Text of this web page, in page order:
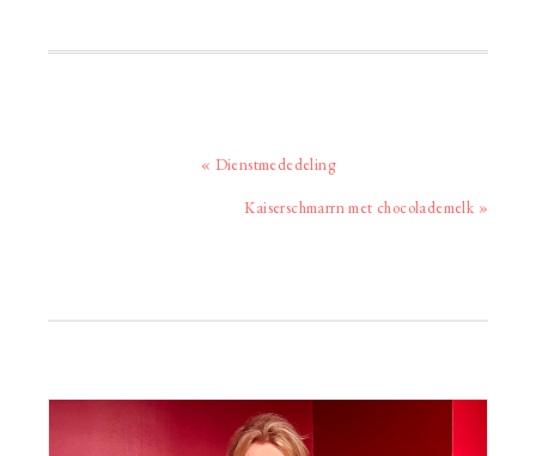
Vorig
« Dienstmededeling
Volgend
Kaiserschmarrn met chocolademelk »